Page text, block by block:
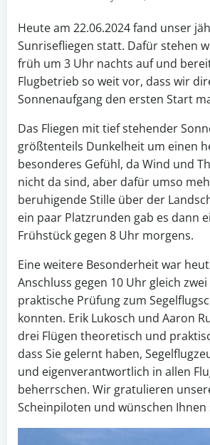
Heute am 22.06.2024 fand unser
Sunrisefliegen statt. Dafür stehen
früh um 3 Uhr nachts auf und
Flugbetrieb so weit vor, dass wir
Sonnenaufgang den ersten Start
Das Fliegen mit tief stehender
größtenteils Dunkelheit um einen
besonderes Gefühl, da Wind und
nicht da sind, aber dafür umso
beruhigende Stille über der
ein paar Platzrunden gab es dann
Frühstück gegen 8 Uhr morgens.
Eine weitere Besonderheit war
Anschluss gegen 10 Uhr gleich
praktische Prüfung zum
konnten. Erik Lukosch und Aaron
drei Flügen theoretisch und
dass Sie gelernt haben,
und eigenverantwortlich in allen
beherrschen. Wir gratulieren
Scheinpiloten und wünschen Ihnen